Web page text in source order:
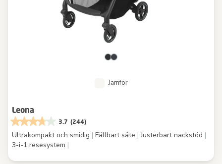
Jämför
Leona
3.7 (244)
Ultrakompakt och smidig | Fällbart säte | Justerbart nackstöd |
3-i-1 resesystem |